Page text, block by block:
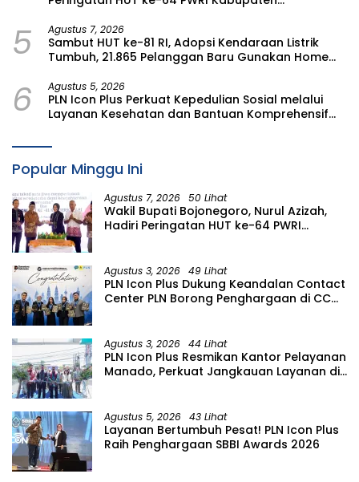
5 Agustus 7, 2026
Sambut HUT ke-81 RI, Adopsi Kendaraan Listrik
Tumbuh, 21.865 Pelanggan Baru Gunakan Home
6 Agustus 5, 2026
PLN Icon Plus Perkuat Kepedulian Sosial melalui
Layanan Kesehatan dan Bantuan Komprehensif
Popular Minggu Ini
Agustus 7, 2026 50 Lihat
Wakil Bupati Bojonegoro, Nurul Azizah,
Hadiri Peringatan HUT ke-64 PWRI
Agustus 3, 2026 49 Lihat
PLN Icon Plus Dukung Keandalan Contact
Center PLN Borong Penghargaan di CCW
Agustus 3, 2026 44 Lihat
PLN Icon Plus Resmikan Kantor Pelayanan
Manado, Perkuat Jangkauan Layanan di
Agustus 5, 2026 43 Lihat
Layanan Bertumbuh Pesat! PLN Icon Plus
Raih Penghargaan SBBI Awards 2026